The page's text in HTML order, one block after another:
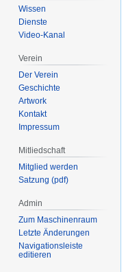
Wissen
Dienste
Video-Kanal
Verein
Der Verein
Geschichte
Artwork
Kontakt
Impressum
Mitliedschaft
Mitglied werden
Satzung (pdf)
Admin
Zum Maschinenraum
Letzte Änderungen
Navigationsleiste
editieren